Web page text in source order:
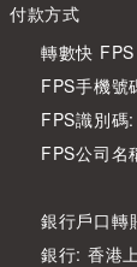
付款方式
轉數快 FPS
FPS手機號
FPS識別
FPS公司
銀行戶口轉
銀行: 香港